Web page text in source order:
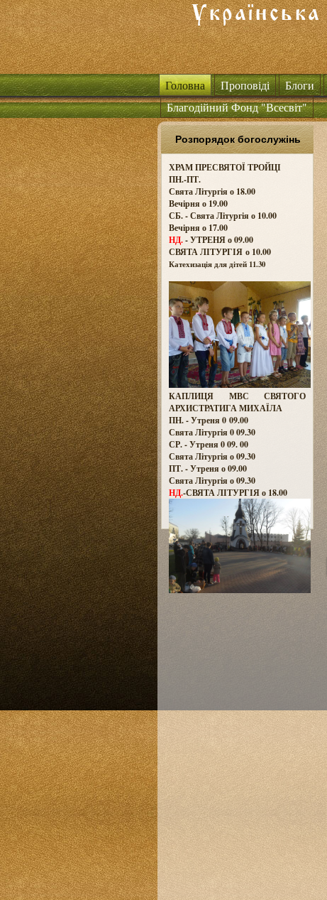
Головна Проповіді Блоги
Благодійний Фонд "Всесвіт"
Розпорядок богослужінь
ХРАМ ПРЕСВЯТОЇ ТРОЙЦІ
ПН.-ПТ.
Свята Літургія о 18.00
Вечірня о 19.00
СБ. - Свята Літургія о 10.00
Вечірня о 17.00
НД.- УТРЕНЯ о 09.00
СВЯТА ЛІТУРГІЯ о 10.00
Катехизація для дітей 11.30
КАПЛИЦЯ МВС СВЯТОГО
АРХИСТРАТИГА МИХАЇЛА
ПН. - Утреня 0 09.00
Свята Літургія 0 09.30
СР. - Утреня 0 09. 00
Свята Літургія о 09.30
ПТ. - Утреня о 09.00
Свята Літургія о 09.30
НД.-СВЯТА ЛІТУРГІЯ о 18.00